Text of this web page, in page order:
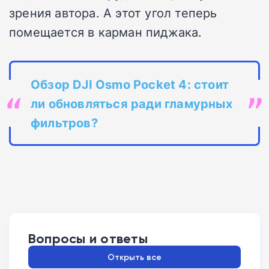
зрения автора. А этот угол теперь
помещается в карман пиджака.
Обзор DJI Osmo Pocket 4: стоит
ли обновляться ради гламурных
фильтров?
Вопросы и ответы
Открыть все